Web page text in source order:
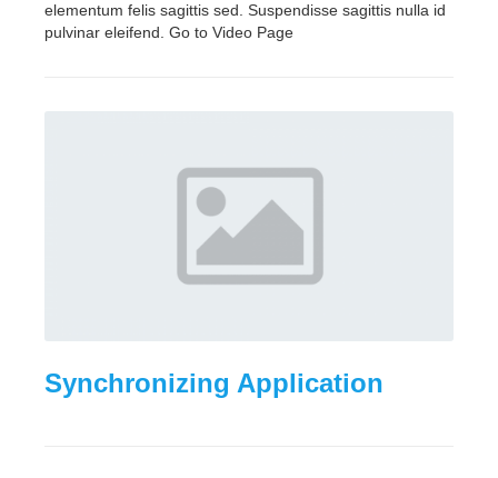
elementum felis sagittis sed. Suspendisse sagittis nulla id
pulvinar eleifend. Go to Video Page
Synchronizing Application